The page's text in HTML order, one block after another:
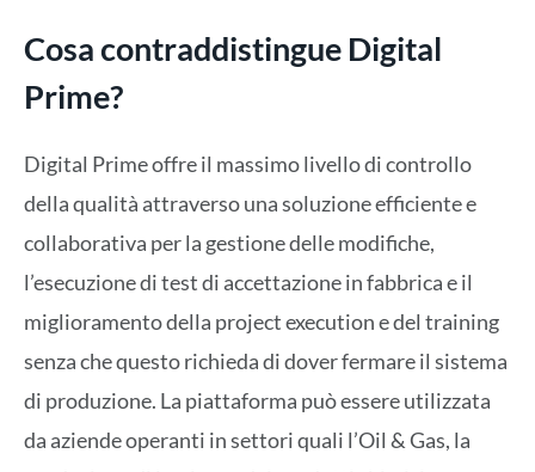
Cosa contraddistingue Digital
Prime?
Digital Prime offre il massimo livello di controllo
della qualità attraverso una soluzione efficiente e
collaborativa per la gestione delle modifiche,
l’esecuzione di test di accettazione in fabbrica e il
miglioramento della project execution e del training
senza che questo richieda di dover fermare il sistema
di produzione. La piattaforma può essere utilizzata
da aziende operanti in settori quali l’Oil & Gas, la